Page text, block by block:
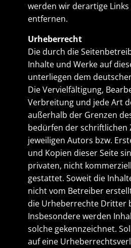
werden wir derartige
entfernen.
Urheberrecht
Die durch die
Inhalte und Werke auf
unterliegen dem
Die Vervielfältigung,
Verbreitung und jede Art
außerhalb der Grenzen
bedürfen der schriftlichen
jeweiligen Autors bzw.
und Kopien dieser Seite
privaten, nicht
gestattet. Soweit die
nicht vom Betreiber
die Urheberrechte Dritter
Insbesondere werden
solche gekennzeichnet.
auf eine